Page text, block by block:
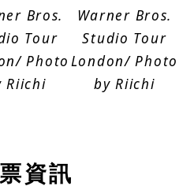
Bros.
Tour
Photo
Riichi
Warner Bros.
Studio Tour
London/ Photo
by Riichi
資訊